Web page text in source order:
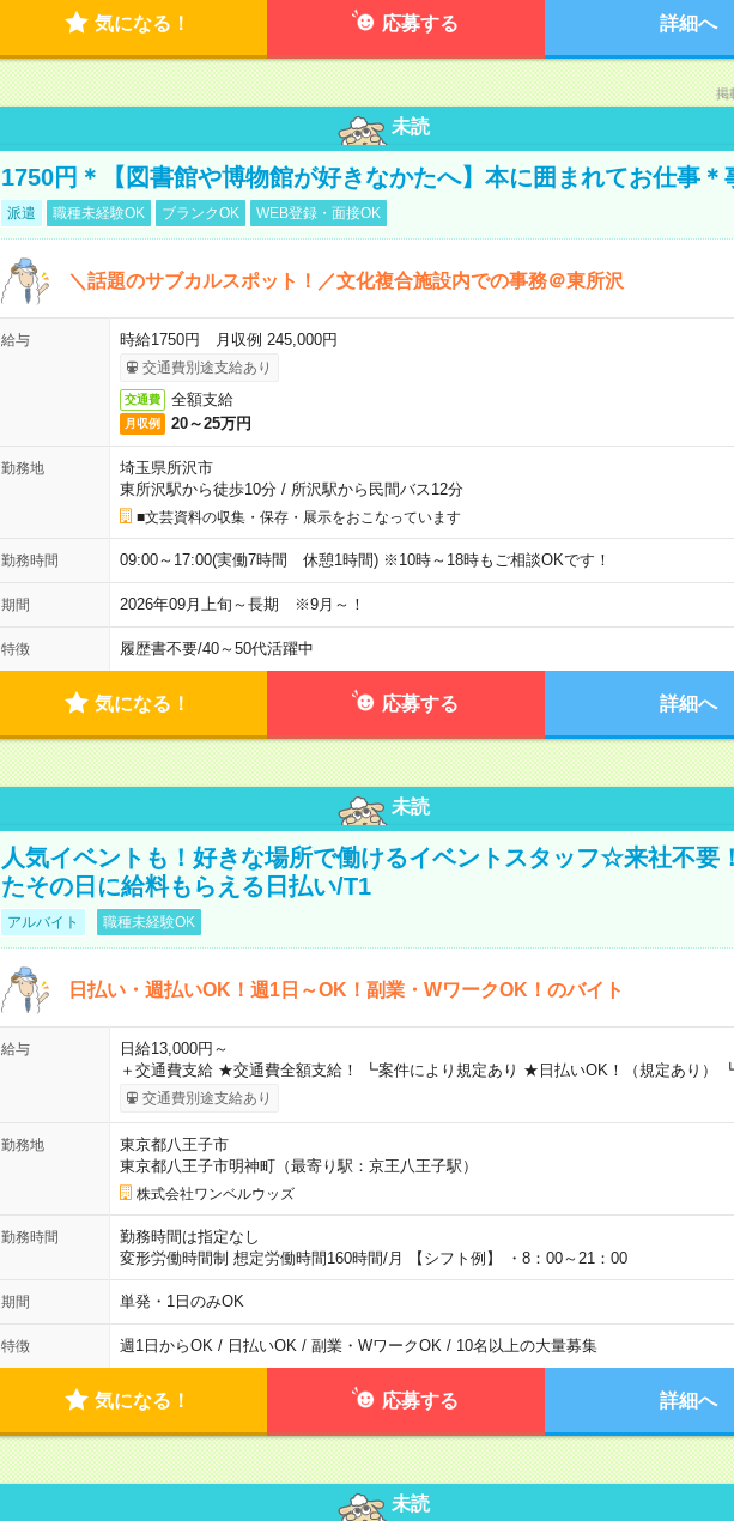
気になる！ 応募する 詳細へ
掲
未読
1750円＊【図書館や博物館が好きなかたへ】本に囲まれてお仕事＊
派遣 職種未経験OK ブランクOK WEB登録・面接OK
＼話題のサブカルスポット！／文化複合施設内での事務＠東所沢
給与 時給1750円 月収例 245,000円
交通費別途支給あり
交通費 全額支給
月収例 20～25万円
勤務地
埼玉県所沢市
東所沢駅から徒歩10分/ 所沢駅から民間バス12分
■文芸資料の収集・保存・展示をおこなっています
勤務時間 09:00～17:00(実働7時間 休憩1時間) ※10時～18時もご相談OKです！
期間 2026年09月上旬～長期 ※9月～！
特徴 履歴書不要/40～50代活躍中
気になる！ 応募する 詳細へ
未読
人気イベントも！好きな場所で働けるイベントスタッフ☆来社不要
たその日に給料もらえる日払い/T1
アルバイト 職種未経験OK
日払い・週払いOK！週1日～OK！副業・WワークOK！のバイト
給与
日給13,000円～
＋交通費支給 ★交通費全額支給！ ┗案件により規定あり ★日払いOK！（規定あり）
交通費別途支給あり
勤務地
東京都八王子市
東京都八王子市明神町（最寄り駅：京王八王子駅）
株式会社ワンベルウッズ
勤務時間
勤務時間は指定なし
変形労働時間制 想定労働時間160時間/月 【シフト例】 ・8：00～21：00
期間 単発・1日のみOK
特徴 週1日からOK / 日払いOK / 副業・WワークOK / 10名以上の大量募集
気になる！ 応募する 詳細へ
未読